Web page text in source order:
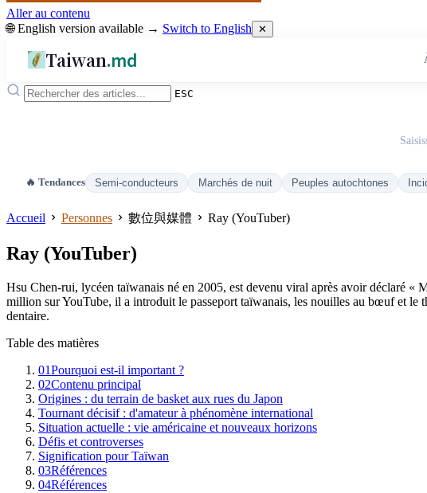
Aller au contenu
🌐 English version available → Switch to English ✕
Taiwan.md
ESC
🔥 Tendances Semi-conducteurs Marchés de nuit Peuples autochtones
Accueil Personnes 數位與媒體 Ray (YouTuber)
Ray (YouTuber)
Hsu Chen-rui, lycéen taïwanais né en 2005, est devenu viral après avoir déclaré
million sur YouTube, il a introduit le passeport taïwanais, les nouilles au bœuf et le
dentaire.
Table des matières
01Pourquoi est-il important ?
02Contenu principal
Origines : du terrain de basket aux rues du Japon
Tournant décisif : d'amateur à phénomène international
Situation actuelle : vie américaine et nouveaux horizons
Défis et controverses
Signification pour Taïwan
03Références
04Références